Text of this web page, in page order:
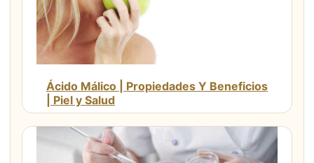
Ácido Málico | Propiedades Y Beneficios
| Piel y Salud